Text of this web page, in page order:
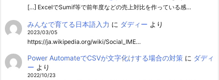
[…] ExcelでSumif等で前年度などの売上対比を作っている感…
みんなで育てる日本語入力 に ダディー より
2023/03/05
https://ja.wikipedia.org/wiki/Social_IME…
Power AutomateでCSVが文字化けする場合の対策に ダディ
ー より
2022/10/23